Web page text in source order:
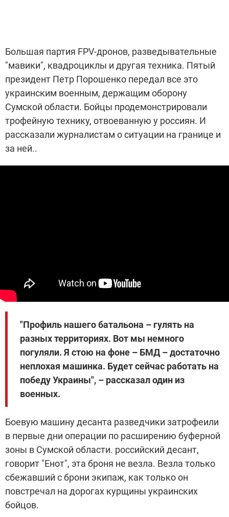
Большая партия FPV-дронов, разведывательные
"мавики", квадроциклы и другая техника. Пятый
президент Петр Порошенко передал все это
украинским военным, держащим оборону
Сумской области. Бойцы продемонстрировали
трофейную технику, отвоеванную у россиян. И
рассказали журналистам о ситуации на границе и
за ней..
"Профиль нашего батальона – гулять на
разных территориях. Вот мы немного
погуляли. Я стою на фоне – БМД – достаточно
неплохая машинка. Будет сейчас работать на
победу Украины", – рассказал один из
военных.
Боевую машину десанта разведчики затрофеили
в первые дни операции по расширению буферной
зоны в Сумской области. российский десант,
говорит "Енот", эта броня не везла. Везла только
сбежавший с брони экипаж, как только он
повстречал на дорогах курщины украинских
бойцов.